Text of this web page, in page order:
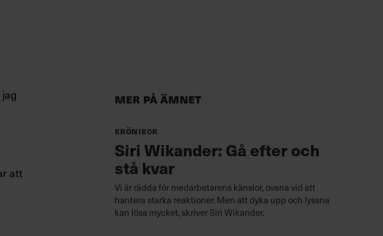
att
Mer på ämnet
Krönikor
Siri Wikander: Gå efter och
stå kvar
Vi är rädda för medarbetarens känslor, ovana vid att
hantera starka reaktioner. Men att dyka upp och lyssna
kan lösa mycket, skriver Siri Wikander.